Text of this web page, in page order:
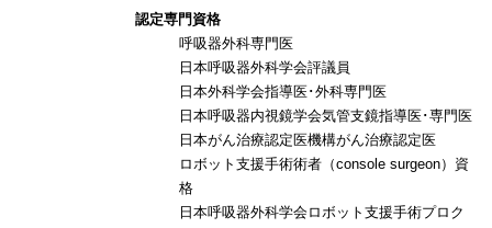
認定専門資格
呼吸器外科専門医
日本呼吸器外科学会評議員
日本外科学会指導医･外科専門医
日本呼吸器内視鏡学会気管支鏡指導医･専門医
日本がん治療認定医機構がん治療認定医
ロボット支援手術術者（console surgeon）資
格
日本呼吸器外科学会ロボット支援手術プロク